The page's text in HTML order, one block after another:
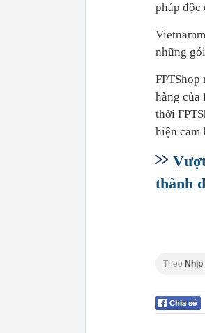
pháp độc
những
hàng của
thời
hiện cam
thành
Theo